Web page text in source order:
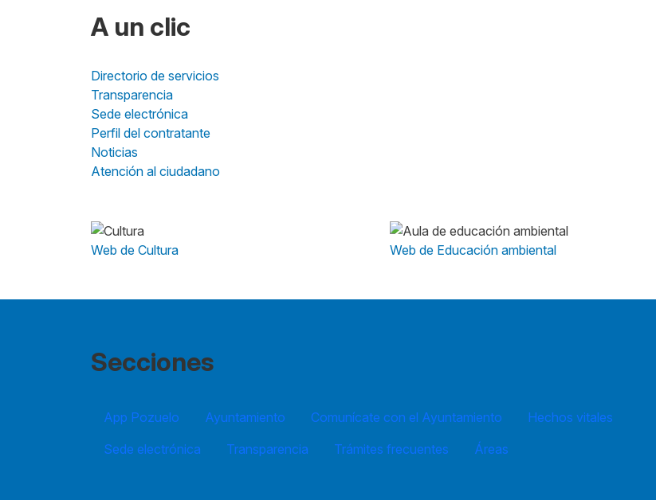
A un clic
Directorio de servicios
Transparencia
Sede electrónica
Perfil del contratante
Noticias
Atención al ciudadano
Web de Cultura Web de Educación ambiental
Secciones
App Pozuelo Ayuntamiento Comunícate con el Ayuntamiento
Hechos vitales
Sede electrónica
Transparencia Trámites frecuentes Áreas